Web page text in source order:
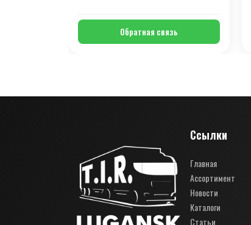
Обратная связь
Ссылки
Главная
Ассортимент
Новости
Каталоги
Статьи